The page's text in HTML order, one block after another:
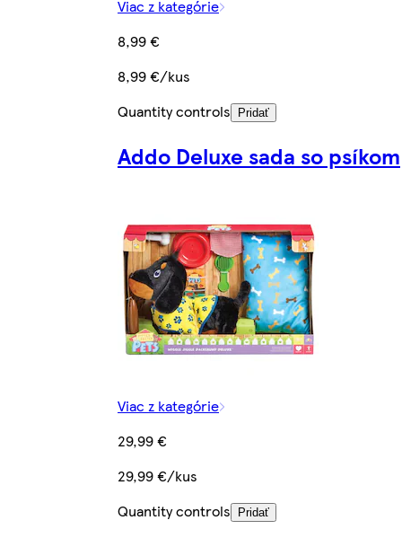
Viac z kategórie
8,99 €
8,99 €/kus
Quantity controls
Pridať
Addo Deluxe sada so psíkom
Viac z kategórie
29,99 €
29,99 €/kus
Quantity controls
Pridať